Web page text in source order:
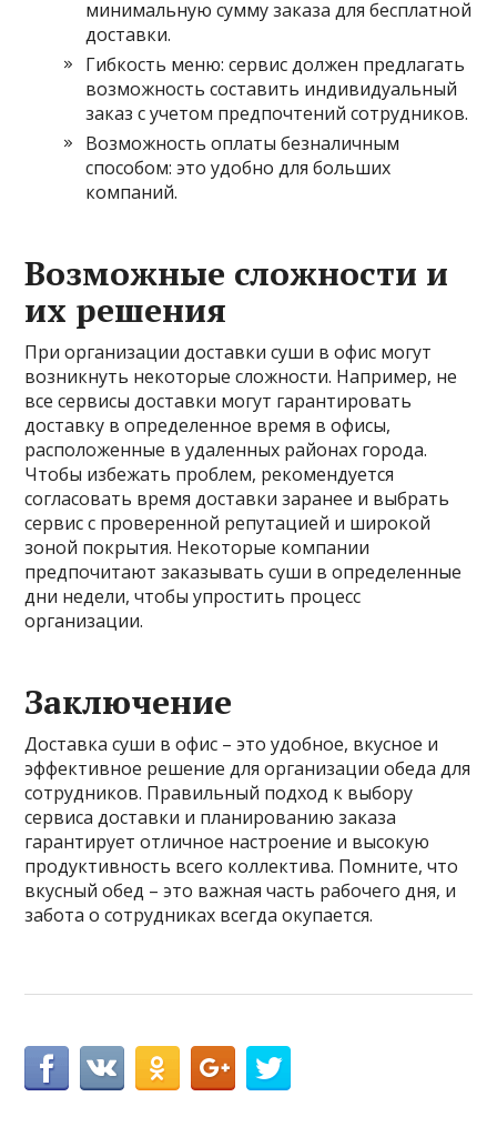
минимальную сумму заказа для бесплатной
доставки.
Гибкость меню: сервис должен предлагать
возможность составить индивидуальный
заказ с учетом предпочтений сотрудников.
Возможность оплаты безналичным
способом: это удобно для больших
компаний.
Возможные сложности и
их решения
При организации доставки суши в офис могут
возникнуть некоторые сложности. Например, не
все сервисы доставки могут гарантировать
доставку в определенное время в офисы,
расположенные в удаленных районах города.
Чтобы избежать проблем, рекомендуется
согласовать время доставки заранее и выбрать
сервис с проверенной репутацией и широкой
зоной покрытия. Некоторые компании
предпочитают заказывать суши в определенные
дни недели, чтобы упростить процесс
организации.
Заключение
Доставка суши в офис – это удобное, вкусное и
эффективное решение для организации обеда для
сотрудников. Правильный подход к выбору
сервиса доставки и планированию заказа
гарантирует отличное настроение и высокую
продуктивность всего коллектива. Помните, что
вкусный обед – это важная часть рабочего дня, и
забота о сотрудниках всегда окупается.